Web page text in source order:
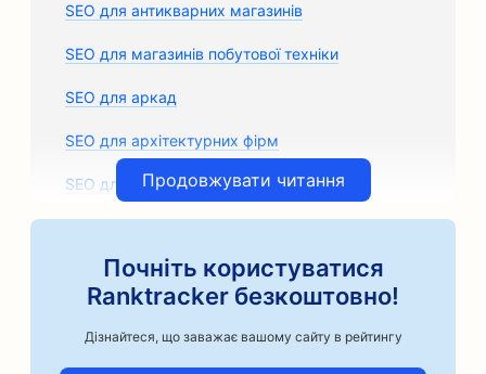
SEO для антикварних магазинів
SEO для магазинів побутової техніки
SEO для аркад
SEO для архітектурних фірм
SEO для художніх класів
SEO для кузовних майстерень
Продовжувати читання
Почніть користуватися
Ranktracker безкоштовно!
Дізнайтеся, що заважає вашому сайту в рейтингу